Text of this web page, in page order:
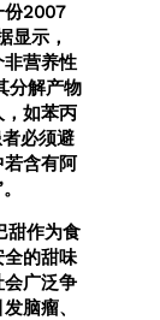
份2007
显示，
营养性
分解产物
如苯丙
必须避
若含有阿
甜作为食
全的甜味
广泛争
脑瘤、